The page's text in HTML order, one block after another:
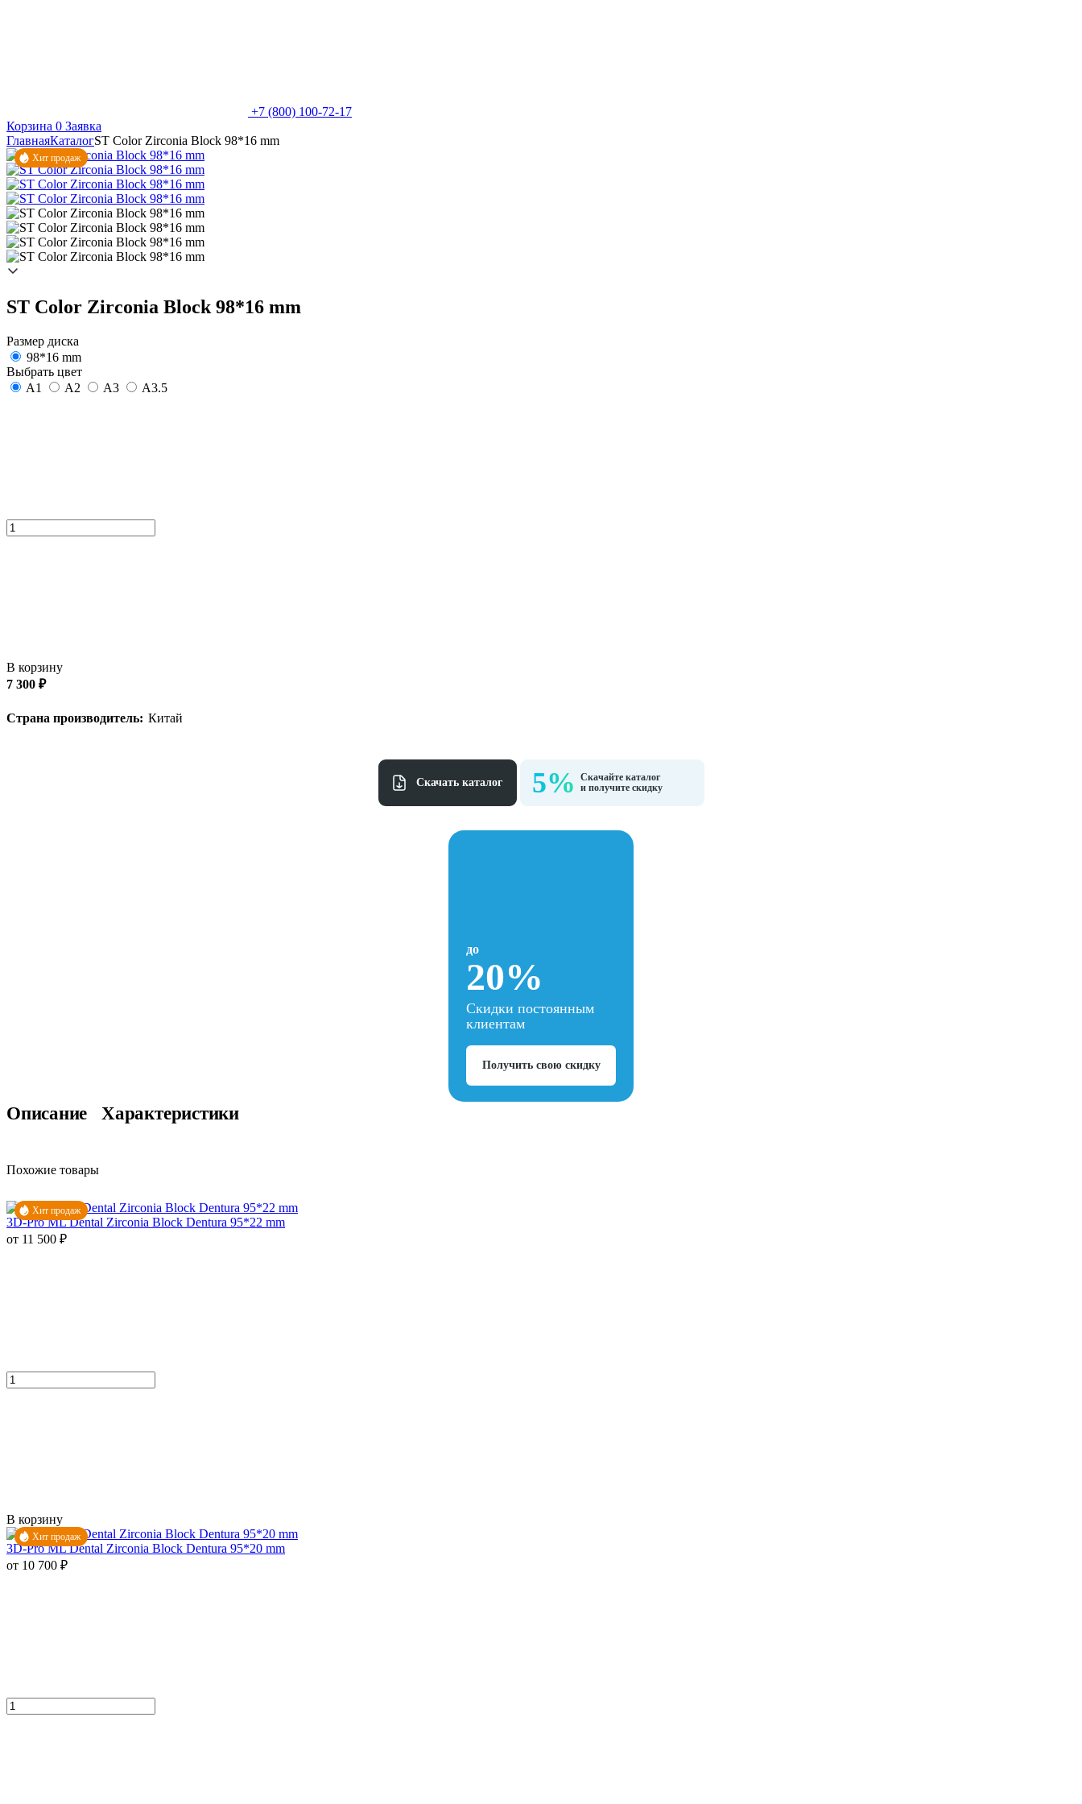
+7 (800) 100-72-17
Корзина 0 Заявка
ГлавнаяКаталогST Color Zirconia Block 98*16 mm
Хит продаж
ST Color Zirconia Block 98*16 mm
Размер диска
98*16 mm
Выбрать цвет
A1
A2 A3 A3.5
В корзину
7 300 ₽
Страна производитель: Китай
Cкачать каталог 5%
Скачайте каталог
и получите скидку
до
20%
Скидки постоянным
клиентам
Получить свою скидку
Описание Характеристики
Похожие товары
Хит продаж
3D-Pro ML Dental Zirconia Block Dentura 95*22 mm
от 11 500 ₽
В корзину
Хит продаж
3D-Pro ML Dental Zirconia Block Dentura 95*20 mm
от 10 700 ₽